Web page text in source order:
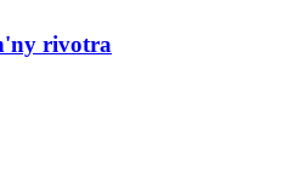
rivotra